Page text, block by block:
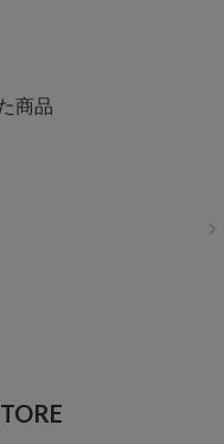
ルダー ポーチ ななめ
商品